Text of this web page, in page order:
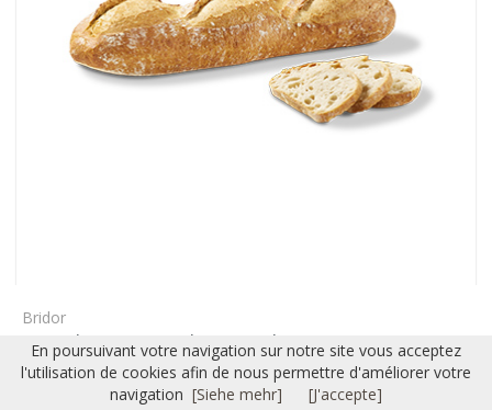
Bridor
Grand Parisien Lalos 1,100kg
1,100 kg Ref: 41016
6.52 CHF / Stück
En poursuivant votre navigation sur notre site vous acceptez
l'utilisation de cookies afin de nous permettre d'améliorer votre
navigation [Siehe mehr] [J'accepte]